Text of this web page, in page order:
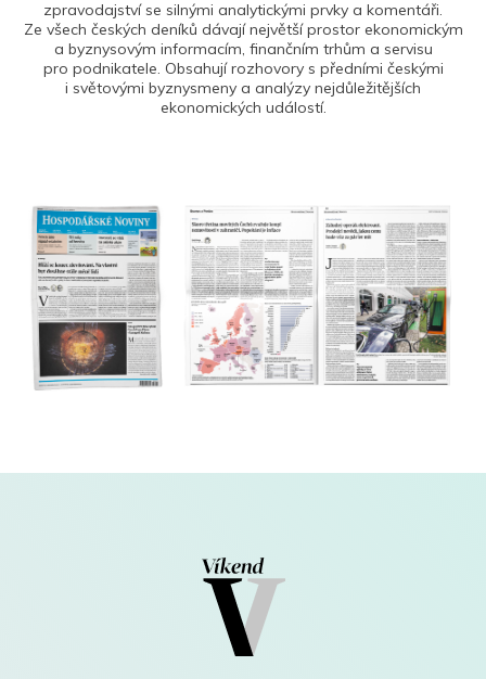
zpravodajství se silnými analytickými prvky a komentáři.
Ze všech českých deníků dávají největší prostor ekonomickým
a byznysovým informacím, finančním trhům a servisu
pro podnikatele. Obsahují rozhovory s předními českými
i světovými byznysmeny a analýzy nejdůležitějších
ekonomických událostí.